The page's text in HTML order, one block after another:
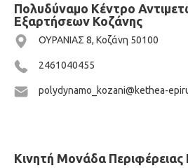
Πολυδύναμο Κέντρο
Εξαρτήσεων Κοζάνης
ΟΥΡΑΝΙΑΣ 8, Κοζάνη 50100
2461040455
polydynamo_kozani@kethea-
Κινητή Μονάδα